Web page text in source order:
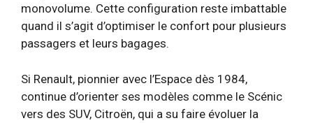
monovolume. Cette configuration reste imbattable
quand il s’agit d’optimiser le confort pour plusieurs
passagers et leurs bagages.
Si Renault, pionnier avec l’Espace dès 1984,
continue d’orienter ses modèles comme le Scénic
vers des SUV, Citroën, qui a su faire évoluer la